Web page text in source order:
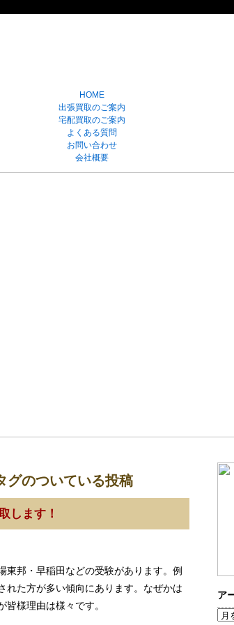
HOME
出張買取のご案内
宅配買取のご案内
よくある質問
お問い合わせ
会社概要
グのついている投稿
します！
邦・早稲田などの受験があります。例
れた方が多い傾向にあります。なぜかは
様理由は様々です。
ア